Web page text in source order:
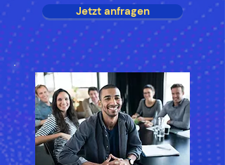
Jetzt anfragen